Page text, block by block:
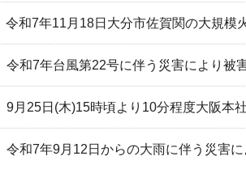
令和7年11月18日大分市佐賀関の大規模
令和7年台風第22号に伴う災害により被
9月25日(木)15時頃より10分程度大阪本
令和7年9月12日からの大雨に伴う災害